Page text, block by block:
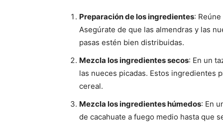
Preparación de los ingredientes:
Asegúrate de que las almendras y las
pasas estén bien distribuidas.
Mezcla los ingredientes secos: En un
las nueces picadas. Estos ingredientes
cereal.
Mezcla los ingredientes húmedos: En
de cacahuate a fuego medio hasta que